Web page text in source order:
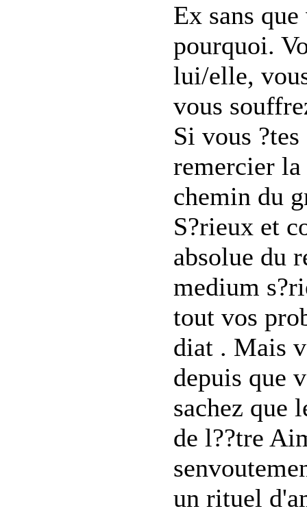
Ex sans
pourquoi.
lui/elle,
vous
Si vous
remercier
chemin du
S?rieux et
absolue du
medium
tout vos
diat . Mais
depuis que
sachez que
de l??tre
un rituel